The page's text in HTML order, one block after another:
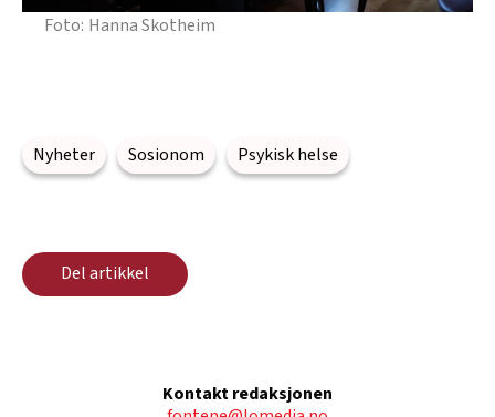
Hanna Skotheim
Nyheter Sosionom Psykisk helse
Del artikkel
Kontakt redaksjonen